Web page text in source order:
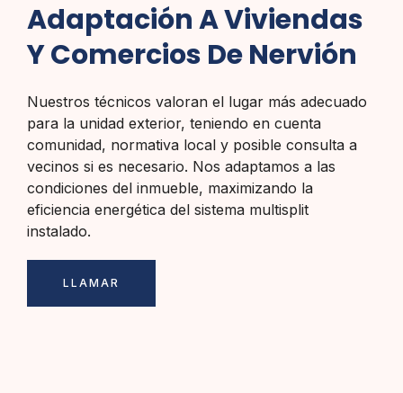
Adaptación A Viviendas
Y Comercios De Nervión
Nuestros técnicos valoran el lugar más adecuado
para la unidad exterior, teniendo en cuenta
comunidad, normativa local y posible consulta a
vecinos si es necesario. Nos adaptamos a las
condiciones del inmueble, maximizando la
eficiencia energética del sistema multisplit
instalado.
LLAMAR